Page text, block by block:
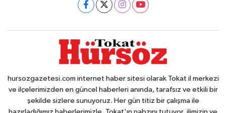
hursozgazetesi.com internet haber sitesi olarak Tokat il merkezi
ve ilçelerimizden en güncel haberleri anında, tarafsız ve etkili bir
şekilde sizlere sunuyoruz. Her gün titiz bir çalışma ile